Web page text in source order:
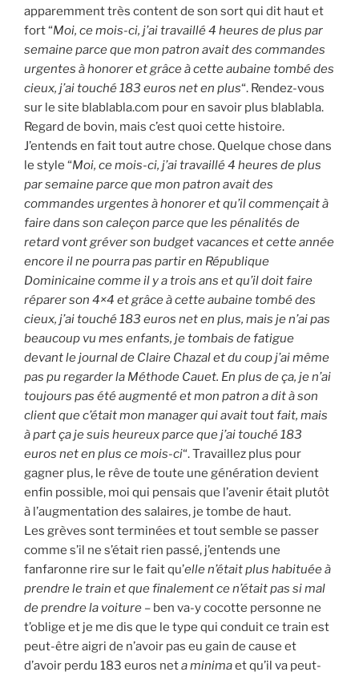
apparemment très content de son sort qui dit haut et
fort “Moi, ce mois-ci, j’ai travaillé 4 heures de plus par
semaine parce que mon patron avait des commandes
urgentes à honorer et grâce à cette aubaine tombé des
cieux, j’ai touché 183 euros net en plus“. Rendez-vous
sur le site blablabla.com pour en savoir plus blablabla.
Regard de bovin, mais c’est quoi cette histoire.
J’entends en fait tout autre chose. Quelque chose dans
le style “Moi, ce mois-ci, j’ai travaillé 4 heures de plus
par semaine parce que mon patron avait des
commandes urgentes à honorer et qu’il commençait à
faire dans son caleçon parce que les pénalités de
retard vont gréver son budget vacances et cette année
encore il ne pourra pas partir en République
Dominicaine comme il y a trois ans et qu’il doit faire
réparer son 4×4 et grâce à cette aubaine tombé des
cieux, j’ai touché 183 euros net en plus, mais je n’ai pas
beaucoup vu mes enfants, je tombais de fatigue
devant le journal de Claire Chazal et du coup j’ai même
pas pu regarder la Méthode Cauet. En plus de ça, je n’ai
toujours pas été augmenté et mon patron a dit à son
client que c’était mon manager qui avait tout fait, mais
à part ça je suis heureux parce que j’ai touché 183
euros net en plus ce mois-ci“. Travaillez plus pour
gagner plus, le rêve de toute une génération devient
enfin possible, moi qui pensais que l’avenir était plutôt
à l’augmentation des salaires, je tombe de haut.
Les grèves sont terminées et tout semble se passer
comme s’il ne s’était rien passé, j’entends une
fanfaronne rire sur le fait qu’elle n’était plus habituée à
prendre le train et que finalement ce n’était pas si mal
de prendre la voiture – ben va-y cocotte personne ne
t’oblige et je me dis que le type qui conduit ce train est
peut-être aigri de n’avoir pas eu gain de cause et
d’avoir perdu 183 euros neta minimaet qu’il va peut-